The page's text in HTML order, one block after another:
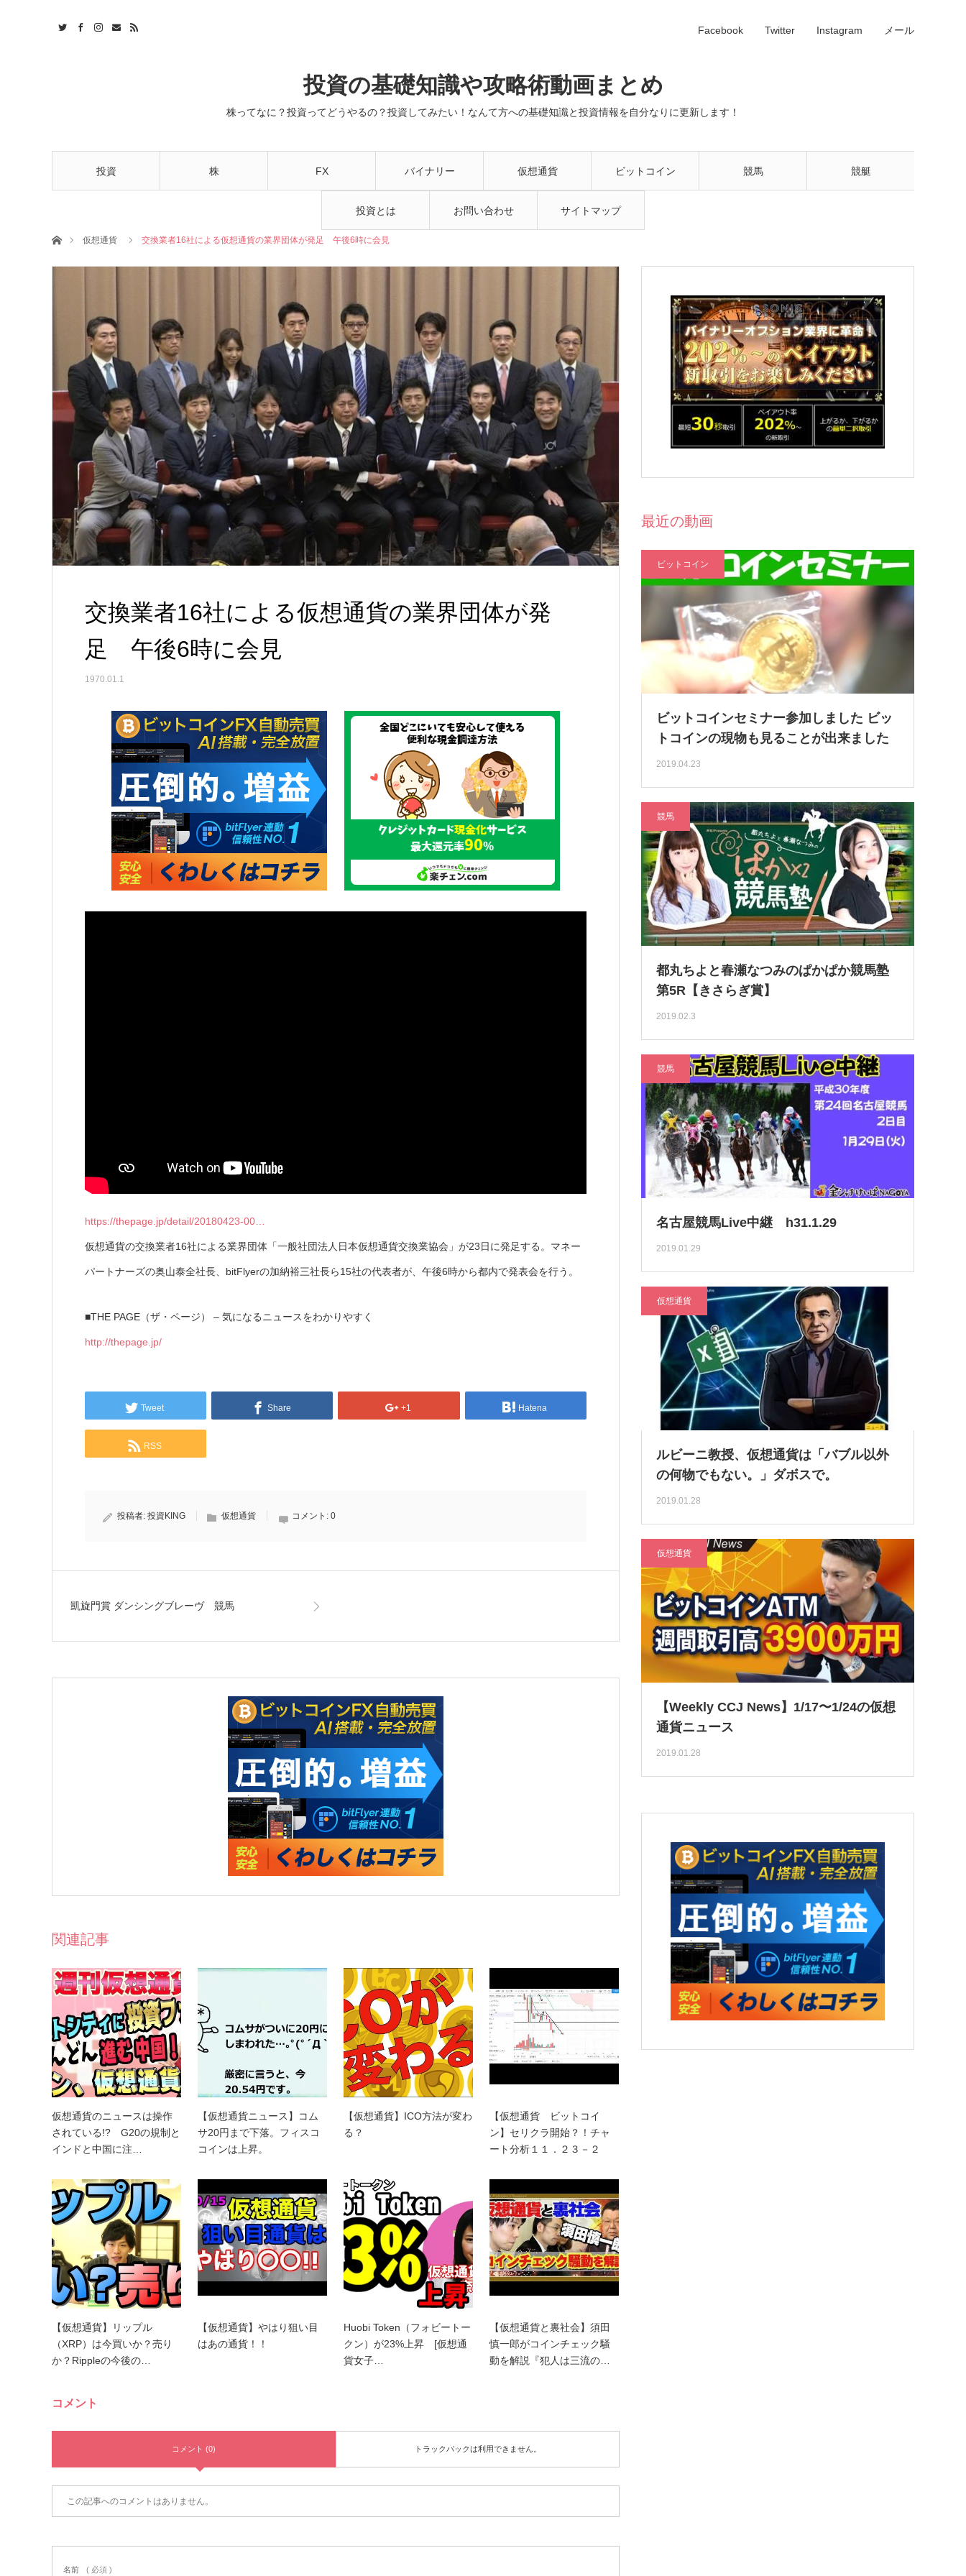
投資の基礎知識や攻略術動画まとめ
株ってなに？投資ってどうやるの？投資してみたい！なんて方への基礎知識と投資情報を自分なりに更新します！
投資 株 FX バイナリー 仮想通貨 ビットコイン 競馬 競艇
投資とは お問い合わせ サイトマップ
Facebook Twitter Instagram メール
ホーム仮想通貨 交換業者16社による仮想通貨の業界団体が発足 午後6時に会見
交換業者16社による仮想通貨の業界団体が発
足 午後6時に会見
1970.01.1
https://thepage.jp/detail/20180423-00…
仮想通貨の交換業者16社による業界団体「一般社団法人日本仮想通貨交換業協会」が23日に発足する。マネー
パートナーズの奥山泰全社長、bitFlyerの加納裕三社長ら15社の代表者が、午後6時から都内で発表会を行う。
■THE PAGE（ザ・ページ） – 気になるニュースをわかりやすく
http://thepage.jp/
Tweet Share +1 Hatena
RSS
投稿者: 投資KING 仮想通貨 コメント: 0
凱旋門賞 ダンシングブレーヴ 競馬
関連記事
仮想通貨のニュースは操作
されている!? G20の規制と
インドと中国に注…
【仮想通貨ニュース】コム
サ20円まで下落。フィスコ
コインは上昇。
【仮想通貨】ICO方法が変わ
る？
【仮想通貨 ビットコイ
ン】セリクラ開始？！チャ
ート分析１１．２３－２
【仮想通貨】リップル
（XRP）は今買いか？売り
か？Rippleの今後の…
【仮想通貨】やはり狙い目
はあの通貨！！
Huobi Token（フォビートー
クン）が23%上昇 [仮想通
貨女子…
【仮想通貨と裏社会】須田
慎一郎がコインチェック騒
動を解説『犯人は三流の…
コメント
コメント (0) トラックバックは利用できません。
この記事へのコメントはありません。
名前 ( 必須 )
最近の動画
ビットコイン
ビットコインセミナー参加しました ビッ
トコインの現物も見ることが出来ました
2019.04.23
競馬
都丸ちよと春瀬なつみのぱかぱか競馬塾
第5R【きさらぎ賞】
2019.02.3
競馬
名古屋競馬Live中継 h31.1.29
2019.01.29
仮想通貨
ルビーニ教授、仮想通貨は「バブル以外
の何物でもない。」ダボスで。
2019.01.28
仮想通貨
【Weekly CCJ News】1/17〜1/24の仮想
通貨ニュース
2019.01.28